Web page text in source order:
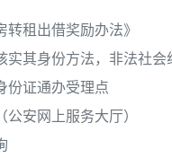
租出借奖励办法》
实其身份方法，非法社会
份证通办受理点
安网上服务大厅）